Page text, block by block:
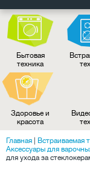
Бытовая
техника
Здоровье и
красота
Главная Встраиваемая
Аксессуары для
для ухода за